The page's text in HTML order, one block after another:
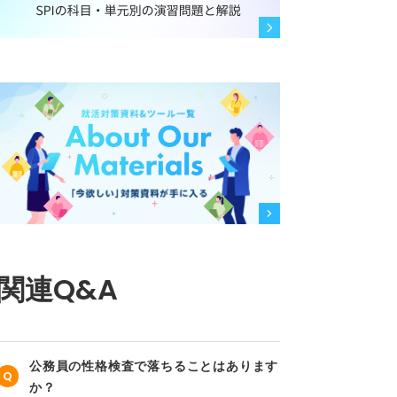
連Q&A
公務員の性格検査で落ちることはあります
か？